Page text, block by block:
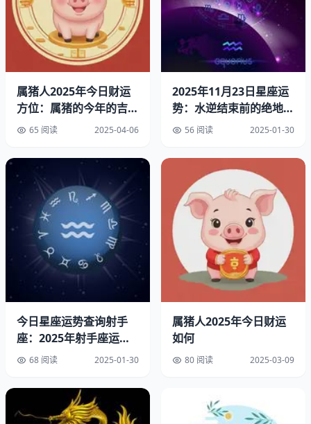
南方向有点小机会，但别指望天上掉馅饼。偏财这东西，来
了就当加个菜，不来也别强求。
有人说早上6点到8点容易碰见好事，我觉着这个点大多数
人刚起床，迷糊着呢，真要信这个不如先把早饭吃饱。
二、今日猴人偏财运最旺
属猪人2025年今日财运
方位：属猪的今年的吉利
方位65 阅读 2025-04-06
2025年11月23日星座运
势：水逆结束前的绝地反
击，十二星座通关秘籍大
56 阅读 2025-01-30
今日星座运势查询射手
座：2025年射手座运势
全解析：事业、爱情、健
68 阅读 2025-01-30
属猪人2025年今日财运
如何
80 阅读 2025-03-09